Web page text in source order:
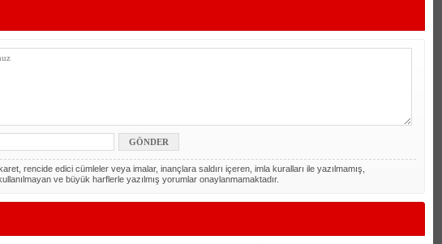
rencide edici cümleler veya imalar, inançlara saldırı içeren, imla kuralları ile yazılmamış,
ve büyük harflerle yazılmış yorumlar onaylanmamaktadır.